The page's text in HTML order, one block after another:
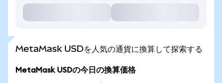
MetaMask USDを人気の通貨に換算して探索する
MetaMask USDの今日の換算価格